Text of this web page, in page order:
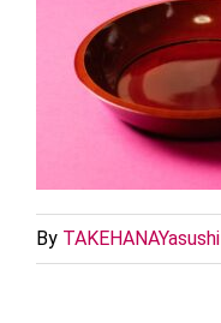
By TAKEHANAYasushi